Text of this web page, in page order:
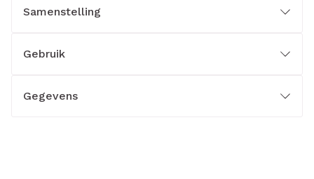
Samenstelling
Gebruik
Gegevens